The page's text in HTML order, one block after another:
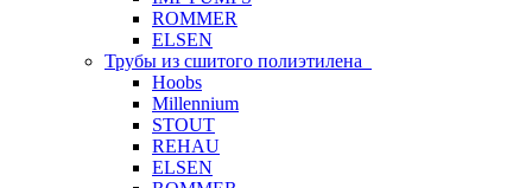
ROMMER
ELSEN
Трубы из сшитого полиэтилена
Hoobs
Millennium
STOUT
REHAU
ELSEN